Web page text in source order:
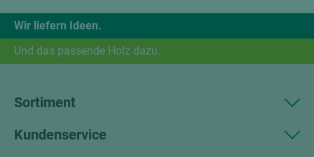
Wir liefern Ideen.
Und das passende Holz dazu.
Sortiment
Kundenservice